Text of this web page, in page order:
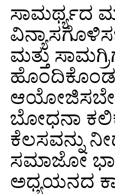
ಸಾಮರ್ಥ್ಯದ
ಮತ್ತು
ಬೋಧನಾ
ಕೆಲಸವನ್ನು
ಸಮಾಜೋ
ಅಧ್ಯಯನದ